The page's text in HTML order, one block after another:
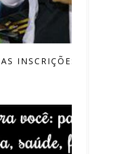
INSCRIÇÕES